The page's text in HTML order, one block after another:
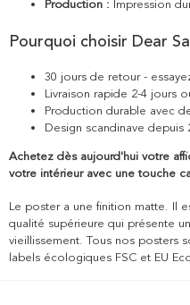
Production : Impression
Pourquoi choisir Dear
30 jours de retour -
Livraison rapide 2-4 jours
Production durable avec
Design scandinave depuis
Achetez dès aujourd'hui votre
votre intérieur avec une touche
Le poster a une finition matte. Il
qualité supérieure qui présente
vieillissement. Tous nos posters
labels écologiques FSC et EU